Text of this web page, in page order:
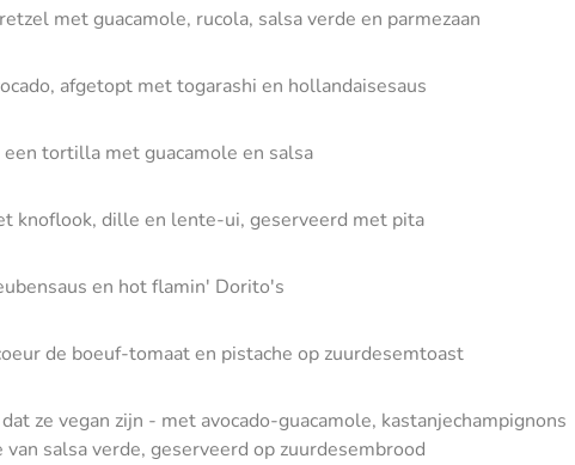
met guacamole, rucola, salsa verde en parmezaan
afgetopt met togarashi en hollandaisesaus
tortilla met guacamole en salsa
knoflook, dille en lente-ui, geserveerd met pita
en hot flamin' Dorito's
de boeuf-tomaat en pistache op zuurdesemtoast
ze vegan zijn - met avocado-guacamole, kastanjechampignons
salsa verde, geserveerd op zuurdesembrood